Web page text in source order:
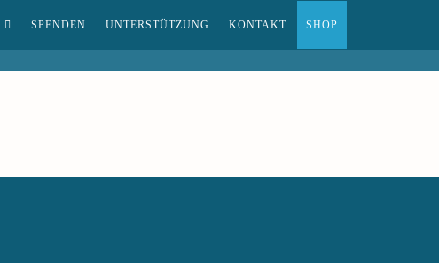
SPENDEN UNTERSTÜTZUNG KONTAKT SHOP